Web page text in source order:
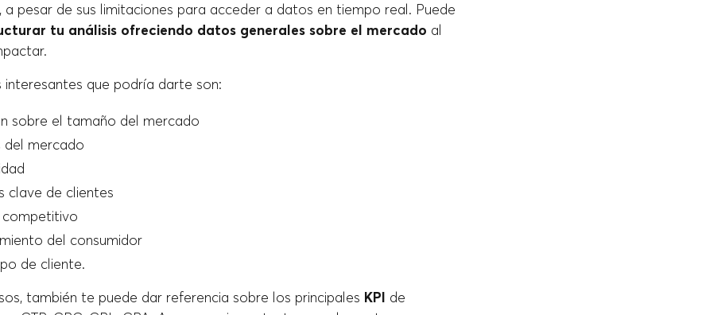
, a pesar de sus limitaciones para acceder a datos en tiempo real. Puede
tu análisis ofreciendo datos generales sobre el mercado al
interesantes que podría darte son:
sobre el tamaño del mercado
del mercado
clave de clientes
competitivo
del consumidor
de cliente.
también te puede dar referencia sobre los principales KPI de